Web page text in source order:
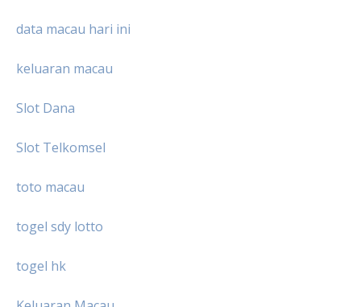
data macau hari ini
keluaran macau
Slot Dana
Slot Telkomsel
toto macau
togel sdy lotto
togel hk